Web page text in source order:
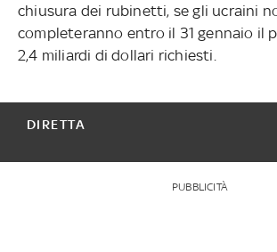
chiusura dei rubinetti, se gli ucraini
completeranno entro il 31 gennaio il
2,4 miliardi di dollari richiesti.
DIRETTA
PUBBLICITÀ